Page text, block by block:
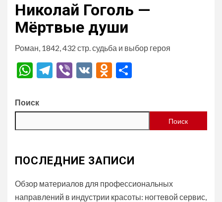
Николай Гоголь —
Мёртвые души
Роман, 1842, 432 стр. судьба и выбор героя
WhatsApp
Telegram
Viber
VK Odnoklassniki
Поиск
Поиск
ПОСЛЕДНИЕ ЗАПИСИ
Обзор материалов для профессиональных
направлений в индустрии красоты: ногтевой сервис,